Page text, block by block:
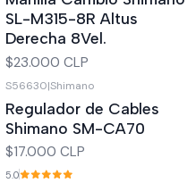
SL-M315-8R Altus
Derecha 8Vel.
$23.000 CLP
S56630|Shimano
Regulador de Cables
Shimano SM-CA70
$17.000 CLP
5.0